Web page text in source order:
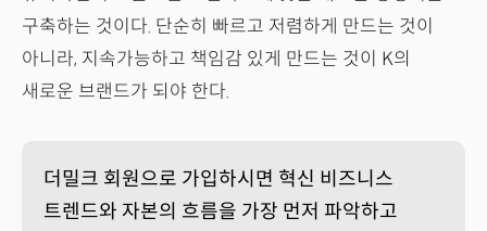
구축하는 것이다. 단순히 빠르고 저렴하게 만드는 것이
아니라, 지속가능하고 책임감 있게 만드는 것이 K의
새로운 브랜드가 되야 한다.
더밀크 회원으로 가입하시면 혁신 비즈니스
트렌드와 자본의 흐름을 가장 먼저 파악하고